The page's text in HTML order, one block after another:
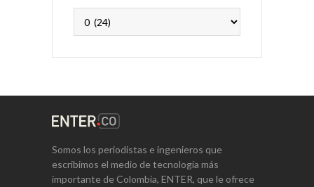
Somos los periodistas e ingenieros que
escribimos el medio de tecnología más
importante de Colombia, ENTER, que le ofrece